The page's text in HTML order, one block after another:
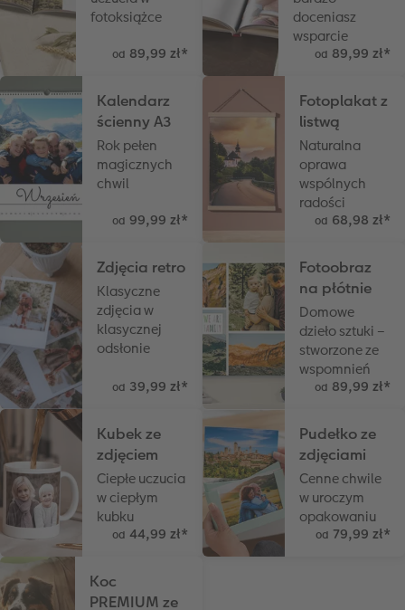
Przykłady klientów
Dodatki do fotoksiążki
Dodatki do zdjęć
Terminarz ścienny roczny
Dodatki do kalendarzy
fotoksiążce
od 89,99 zł*
doceniasz
wsparcie
od 89,99 zł*
Kalendarz
ścienny A3
Rok pełen
magicznych
chwil
od 99,99 zł*
Fotoplakat z
listwą
Naturalna
oprawa
wspólnych
radości
od 68,98 zł*
Zdjęcia retro
Klasyczne
zdjęcia w
klasycznej
odsłonie
od 39,99 zł*
Fotoobraz
na płótnie
Domowe
dzieło sztuki –
stworzone ze
wspomnień
od 89,99 zł*
Kubek ze
zdjęciem
Ciepłe uczucia
w ciepłym
kubku
od 44,99 zł*
Pudełko ze
zdjęciami
Cenne chwile
w uroczym
opakowaniu
od 79,99 zł*
Koc
PREMIUM ze